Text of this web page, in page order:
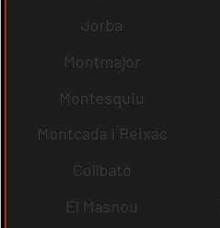
Jorba
Montmajor
Montesquiu
Montcada i Reixac
Collbató
El Masnou